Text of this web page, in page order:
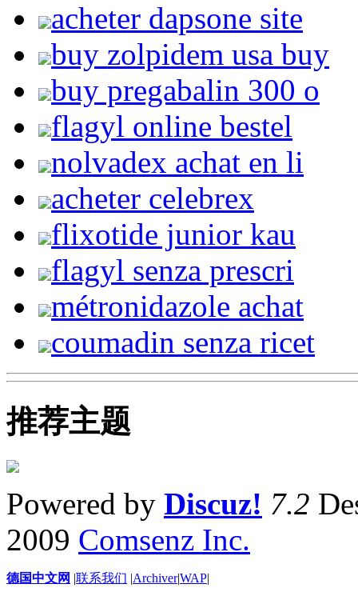
acheter dapsone site
buy zolpidem usa buy
buy pregabalin 300 o
flagyl online bestel
nolvadex achat en li
acheter celebrex
flixotide junior kau
flagyl senza prescri
métronidazole achat
coumadin senza ricet
推荐主题
Powered by Discuz! 7.2
2009 Comsenz Inc.
德国中文网 |联系我们 |Archiver|WAP|